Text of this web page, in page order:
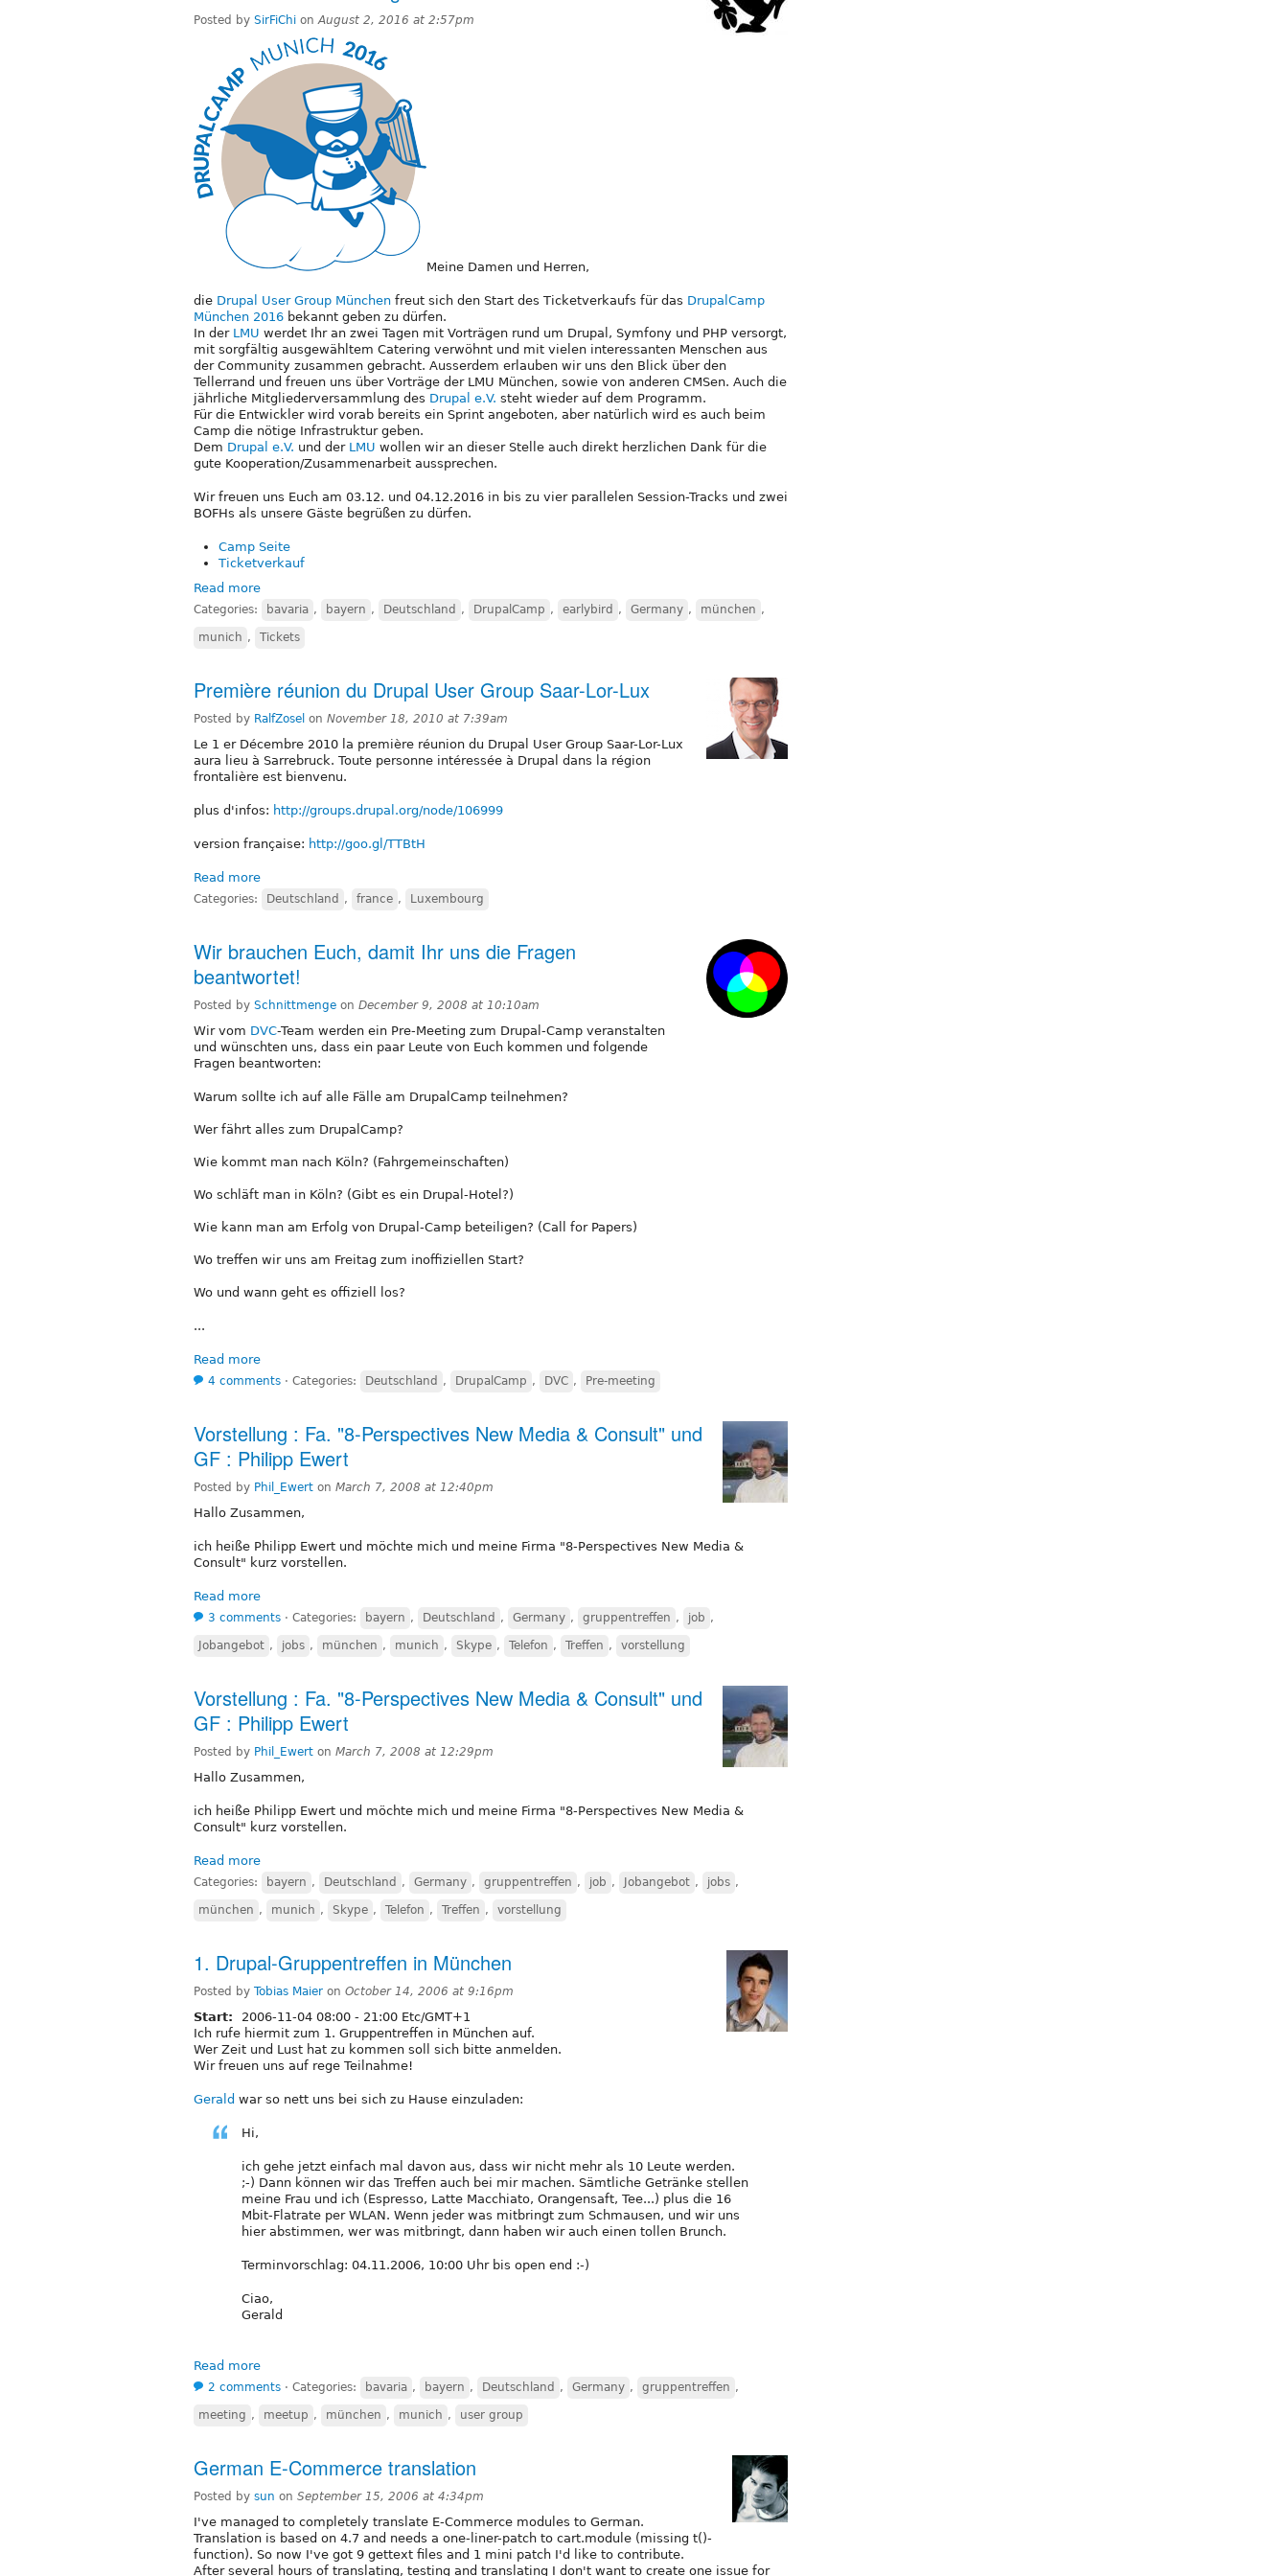
Posted by SirFiChi onAugust 2, 2016 at 2:57pm
Meine Damen und Herren,
die Drupal User Group München freut sich den Start des Ticketverkaufs für das DrupalCamp
München 2016 bekannt geben zu dürfen.
In der LMU werdet Ihr an zwei Tagen mit Vorträgen rund um Drupal, Symfony und PHP versorgt,
mit sorgfältig ausgewähltem Catering verwöhnt und mit vielen interessanten Menschen aus
der Community zusammen gebracht. Ausserdem erlauben wir uns den Blick über den
Tellerrand und freuen uns über Vorträge der LMU München, sowie von anderen CMSen. Auch die
jährliche Mitgliederversammlung des Drupal e.V. steht wieder auf dem Programm.
Für die Entwickler wird vorab bereits ein Sprint angeboten, aber natürlich wird es auch beim
Camp die nötige Infrastruktur geben.
Dem Drupal e.V. und der LMU wollen wir an dieser Stelle auch direkt herzlichen Dank für die
gute Kooperation/Zusammenarbeit aussprechen.
Wir freuen uns Euch am 03.12. und 04.12.2016 in bis zu vier parallelen Session-Tracks und zwei
BOFHs als unsere Gäste begrüßen zu dürfen.
Camp Seite
Ticketverkauf
Read more
Categories: bavaria , bayern , Deutschland , DrupalCamp , earlybird , Germany , münchen ,
munich , Tickets
Première réunion du Drupal User Group Saar-Lor-Lux
Posted by RalfZosel on November 18, 2010 at 7:39am
Le 1 er Décembre 2010 la première réunion du Drupal User Group Saar-Lor-Lux
aura lieu à Sarrebruck. Toute personne intéressée à Drupal dans la région
frontalière est bienvenu.
plus d'infos: http://groups.drupal.org/node/106999
version française: http://goo.gl/TTBtH
Read more
Categories: Deutschland , france , Luxembourg
Wir brauchen Euch, damit Ihr uns die Fragen
beantwortet!
Posted by Schnittmenge on December 9, 2008 at 10:10am
Wir vom DVC-Team werden ein Pre-Meeting zum Drupal-Camp veranstalten
und wünschten uns, dass ein paar Leute von Euch kommen und folgende
Fragen beantworten:
Warum sollte ich auf alle Fälle am DrupalCamp teilnehmen?
Wer fährt alles zum DrupalCamp?
Wie kommt man nach Köln? (Fahrgemeinschaften)
Wo schläft man in Köln? (Gibt es ein Drupal-Hotel?)
Wie kann man am Erfolg von Drupal-Camp beteiligen? (Call for Papers)
Wo treffen wir uns am Freitag zum inoffiziellen Start?
Wo und wann geht es offiziell los?
...
Read more
4 comments ⋅ Categories: Deutschland , DrupalCamp , DVC , Pre-meeting
Vorstellung : Fa. "8-Perspectives New Media & Consult" und
GF : Philipp Ewert
Posted by Phil_Ewert on March 7, 2008 at 12:40pm
Hallo Zusammen,
ich heiße Philipp Ewert und möchte mich und meine Firma "8-Perspectives New Media &
Consult" kurz vorstellen.
Read more
3 comments ⋅ Categories: bayern , Deutschland , Germany , gruppentreffen , job ,
Jobangebot , jobs , münchen , munich , Skype , Telefon , Treffen , vorstellung
Vorstellung : Fa. "8-Perspectives New Media & Consult" und
GF : Philipp Ewert
Posted by Phil_Ewert on March 7, 2008 at 12:29pm
Hallo Zusammen,
ich heiße Philipp Ewert und möchte mich und meine Firma "8-Perspectives New Media &
Consult" kurz vorstellen.
Read more
Categories: bayern , Deutschland , Germany , gruppentreffen , job , Jobangebot , jobs ,
münchen , munich , Skype , Telefon , Treffen , vorstellung
1. Drupal-Gruppentreffen in München
Posted by Tobias Maier on October 14, 2006 at 9:16pm
Start: 2006-11-04 08:00 - 21:00 Etc/GMT+1
Ich rufe hiermit zum 1. Gruppentreffen in München auf.
Wer Zeit und Lust hat zu kommen soll sich bitte anmelden.
Wir freuen uns auf rege Teilnahme!
Gerald war so nett uns bei sich zu Hause einzuladen:
Hi,
ich gehe jetzt einfach mal davon aus, dass wir nicht mehr als 10 Leute werden.
;-) Dann können wir das Treffen auch bei mir machen. Sämtliche Getränke stellen
meine Frau und ich (Espresso, Latte Macchiato, Orangensaft, Tee...) plus die 16
Mbit-Flatrate per WLAN. Wenn jeder was mitbringt zum Schmausen, und wir uns
hier abstimmen, wer was mitbringt, dann haben wir auch einen tollen Brunch.
Terminvorschlag: 04.11.2006, 10:00 Uhr bis open end :-)
Ciao,
Gerald
Read more
2 comments ⋅ Categories: bavaria , bayern , Deutschland , Germany , gruppentreffen ,
meeting , meetup , münchen , munich , user group
German E-Commerce translation
Posted by sun on September 15, 2006 at 4:34pm
I've managed to completely translate E-Commerce modules to German.
Translation is based on 4.7 and needs a one-liner-patch to cart.module (missing t()-
function). So now I've got 9 gettext files and 1 mini patch I'd like to contribute.
After several hours of translating, testing and translating I don't want to create one issue for